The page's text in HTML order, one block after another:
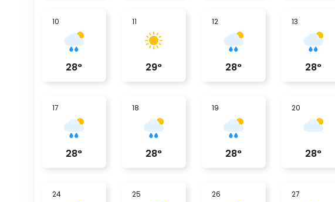
10
28°
11
29°
12
28°
13
28°
17
28°
18
28°
19
28°
20
28°
24 25 26 27